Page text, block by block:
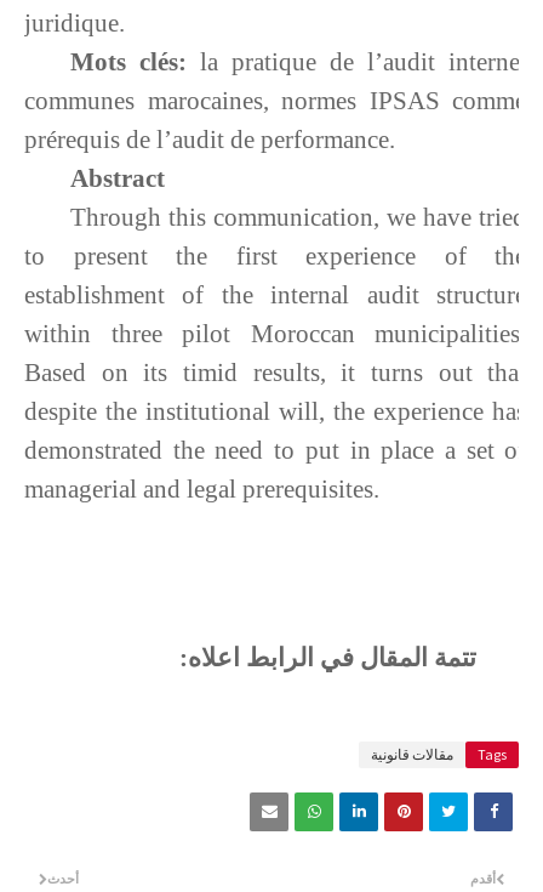
juridique.
Mots clés: la pratique de l’audit interne,
communes marocaines, normes IPSAS comme
prérequis de l’audit de performance.
Abstract
Through this communication, we have tried
to present the first experience of the
establishment of the internal audit structure
within three pilot Moroccan municipalities.
Based on its timid results, it turns out that
despite the institutional will, the experience has
demonstrated the need to put in place a set of
managerial and legal prerequisites.
تتمة المقال في الرابط اعلاه:
Tags مقالات قانونية
أحدث أقدم